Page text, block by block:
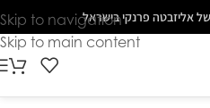
The
beginning
of
web
Skip to navigation
Skip to main content
אליזבטה פרנקי בישראל